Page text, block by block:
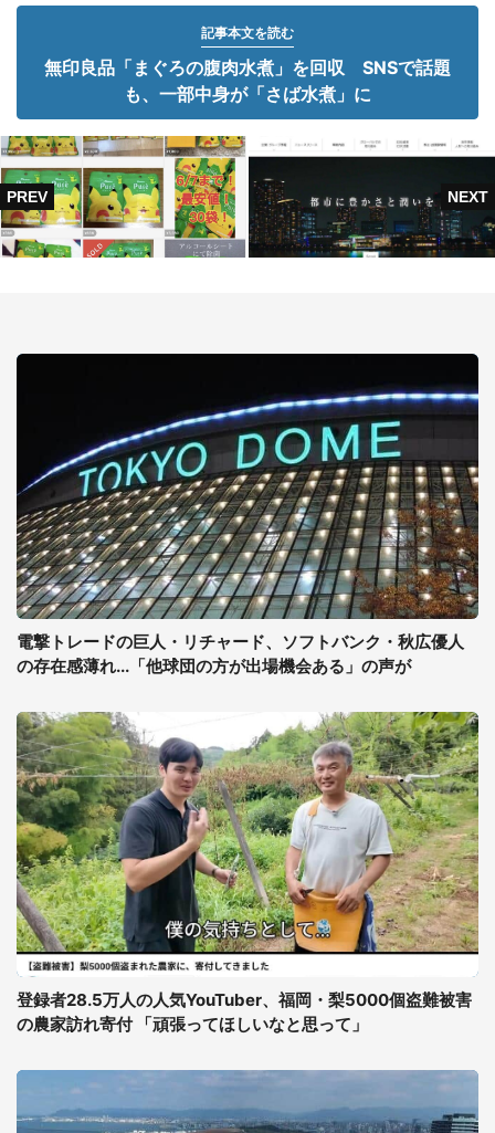
記事本文を読む
無印良品「まぐろの腹肉水煮」を回収 SNSで話題
も、一部中身が「さば水煮」に
電撃トレードの巨人・リチャード、ソフトバンク・秋広優人
の存在感薄れ...「他球団の方が出場機会ある」の声が
登録者28.5万人の人気YouTuber、福岡・梨5000個盗難被害
の農家訪れ寄付 「頑張ってほしいなと思って」